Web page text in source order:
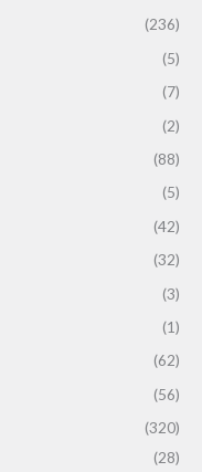
(236)
(5)
(7)
(2)
(88)
(5)
(42)
(32)
(3)
(1)
(62)
(56)
(320)
(28)